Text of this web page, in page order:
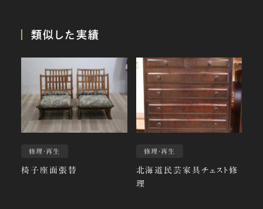
類似した実績
修理・再生
椅子座面張替
修理・再生
北海道民芸家具チェスト修
理